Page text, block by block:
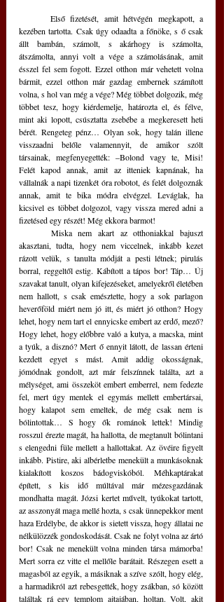
kezében tartotta. Csak úgy odaadta a főnöke, s ő csak
állt bambán, számolt, s akárhogy is számolta,
átszámolta, annyi volt a vége a számolásának, amit
ésszel fel sem fogott. Ezzel otthon már vehetett volna
bármit, ezzel otthon már gazdag embernek számított
volna, s hol van még a vége? Még többet dolgozik, még
többet tesz, hogy kiérdemelje, határozta el, és félve,
mint aki lopott, csúsztatta zsebébe a megkeresett heti
bérét. Rengeteg pénz… Olyan sok, hogy talán illene
visszaadni belőle valamennyit, de amikor szólt
társainak, megfenyegették: –Bolond vagy te, Misi!
Felét kapod annak, amit az itteniek kapnának, ha
vállalnák a napi tizenkét óra robotot, és felét dolgoznák
annak, amit te bika módra elvégzel. Leváglak, ha
kicsivel es többet dolgozol, vagy vissza mered adni a
fizetésed egy részét! Még ekkora barmot!
akasztani, tudta, hogy nem viccelnek, inkább kezet
rázott velük, s tanulta módját a pesti létnek; pirulás
borral, reggeltől estig. Kábított a tápos bor! Táp… Új
szavakat tanult, olyan kifejezéseket, amelyekről életében
nem hallott, s csak emésztette, hogy a sok parlagon
heverőföld miért nem jó itt, és miért jó otthon? Hogy
lehet, hogy nem tart el ennyicske embert az erdő, mező?
Hogy lehet, hogy előbbre való a kutya, a macska, mint
a tyúk, a disznó? Mert ő ennyit látott, de lassan érteni
kezdett egyet s mást. Amit addig okosságnak,
jómódnak gondolt, azt már felszínnek találta, azt a
mélységet, ami összeköt embert emberrel, nem fedezte
fel, mert úgy mentek el egymás mellett embertársai,
hogy kalapot sem emeltek, de még csak nem is
bólintottak… S hogy ők románok lettek! Mindig
rosszul érezte magát, ha hallotta, de megtanult bólintani
s elengedni füle mellett a hallottakat. Az övéire figyelt
inkább. Pistire, aki albérletbe menekült a munkásoknak
kialakított koszos bádogviskóból. Méhkaptárakat
épített, s kis idő múltával már mézesgazdának
mondhatta magát. Józsi kertet művelt, tyúkokat tartott,
az asszonyát maga mellé hozta, s csak ünnepekkor ment
haza Erdélybe, de akkor is sietett vissza, hogy állatai ne
nélkülözzék gondoskodását. Csak ne folyt volna az ártó
bor! Csak ne menekült volna minden társa mámorba!
Mert sorra ez vitte el mellőle barátait. Részegen esett a
magasból az egyik, a másiknak a szíve szólt, hogy elég,
a harmadikról azt rebesgették, hogy zsákban, só között
találtak rá egy templom ajtajában, holtan. Volt, akit